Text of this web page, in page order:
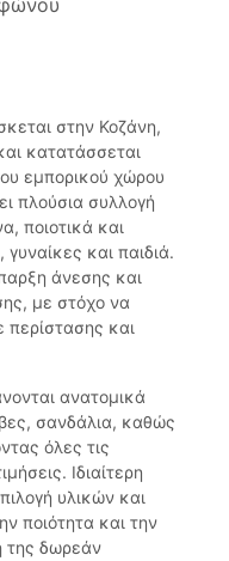
στην Κοζάνη,
κατατάσσεται
εμπορικού χώρου
πλούσια συλλογή
ποιοτικά και
και παιδιά.
άνεσης και
με στόχο να
περίστασης και
ανατομικά
σανδάλια, καθώς
όλες τις
Ιδιαίτερη
υλικών και
ποιότητα και την
της δωρεάν